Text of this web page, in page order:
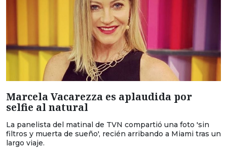
Marcela Vacarezza es aplaudida por
selfie al natural
La panelista del matinal de TVN compartió una foto 'sin
filtros y muerta de sueño', recién arribando a Miami tras un
largo viaje.